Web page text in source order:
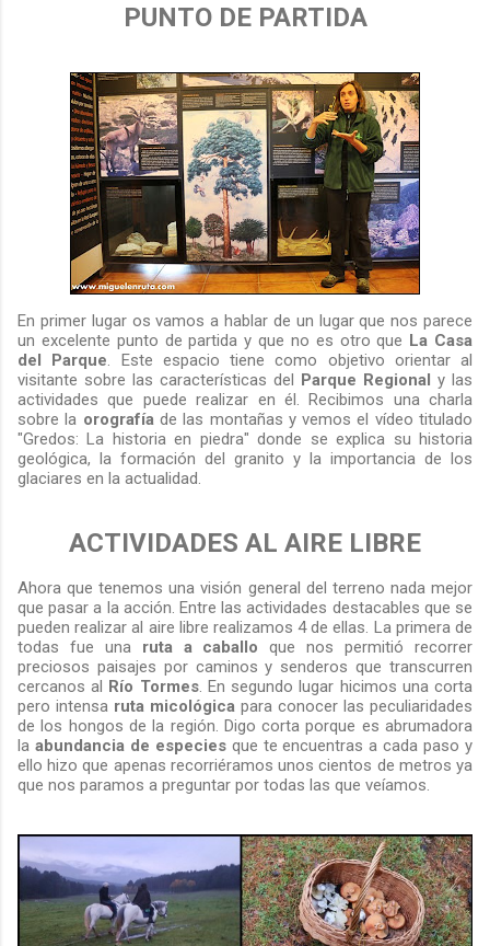
PUNTO DE PARTIDA
En primer lugar os vamos a hablar de un lugar que nos parece
un excelente punto de partida y que no es otro que La Casa
del Parque. Este espacio tiene como objetivo orientar al
visitante sobre las características del Parque Regional y las
actividades que puede realizar en él. Recibimos una charla
sobre la orografíade las montañas y vemos el vídeo titulado
"Gredos: La historia en piedra" donde se explica su historia
geológica, la formación del granito y la importancia de los
glaciares en la actualidad.
ACTIVIDADES AL AIRE LIBRE
Ahora que tenemos una visión general del terreno nada mejor
que pasar a la acción. Entre las actividades destacables que se
pueden realizar al aire libre realizamos 4 de ellas. La primera de
todas fue una ruta a caballo que nos permitió recorrer
preciosos paisajes por caminos y senderos que transcurren
cercanos al Río Tormes. En segundo lugar hicimos una corta
pero intensa ruta micológica para conocer las peculiaridades
de los hongos de la región. Digo corta porque es abrumadora
la abundancia de especiesque te encuentras a cada paso y
ello hizo que apenas recorriéramos unos cientos de metros ya
que nos paramos a preguntar por todas las que veíamos.